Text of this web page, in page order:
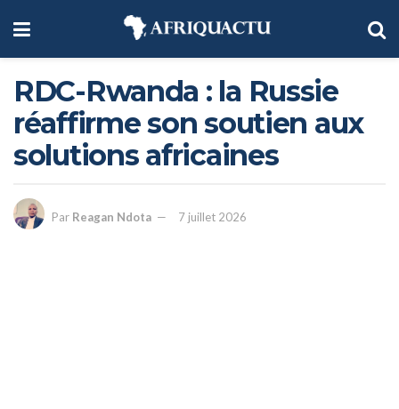
RDC-Rwanda : la Russie
réaffirme son soutien aux
solutions africaines
Par Reagan Ndota 7 juillet 2026